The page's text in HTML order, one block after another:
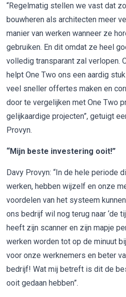
“Regelmatig stellen we vast dat
bouwheren als architecten meer
manier van werken wanneer ze
gebruiken. En dit omdat ze heel
volledig transparant zal verlopen.
helpt One Two ons een aardig
veel sneller offertes maken en
door te vergelijken met One Two
gelijkaardige projecten”, getuigt
Provyn.
“Mijn beste investering ooit!”
Davy Provyn: “In de hele periode
werken, hebben wijzelf en onze
voordelen van het systeem
ons bedrijf wil nog terug naar ‘de
heeft zijn scanner en zijn mapje
werken worden tot op de minuut
voor onze werknemers en beter
bedrijf! Wat mij betreft is dit de
ooit gedaan hebben”.